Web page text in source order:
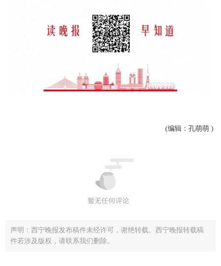
(编辑：孔萌萌 )
声明：西宁晚报发布稿件未经许可，谢绝转载。西宁晚报转载稿
件若涉及版权，请联系我们删除。